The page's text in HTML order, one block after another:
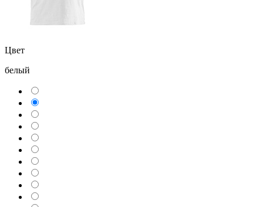
Цвет
белый